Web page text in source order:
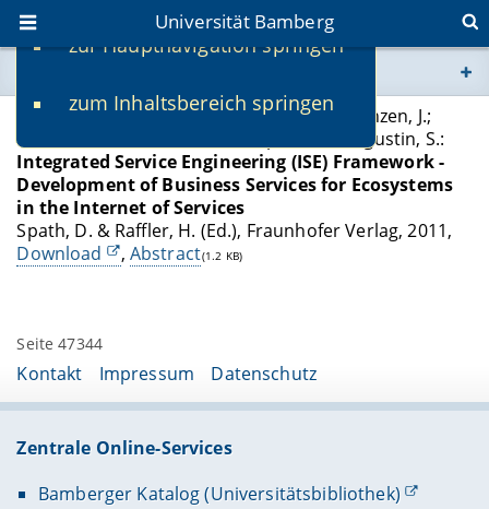
zur Hauptnavigation springen
zum Inhaltsbereich springen
Universität Bamberg
www.uni-bamberg.de
univis.uni-bamberg.de
fis.uni-bamberg.de
Scheithauer G.; with Kett, H.; Weiner, N.; Finzen, J.;
Renner, T.; Weisbecker, A.; Klepke, S. & Augustin, S.:
Integrated Service Engineering (ISE) Framework -
Development of Business Services for Ecosystems
in the Internet of Services
Spath, D. & Raffler, H. (Ed.), Fraunhofer Verlag, 2011,
Download
, Abstract(1.2 KB)
Seite 47344
Kontakt Impressum Datenschutz
Zentrale Online-Services
Bamberger Katalog (Universitätsbibliothek)